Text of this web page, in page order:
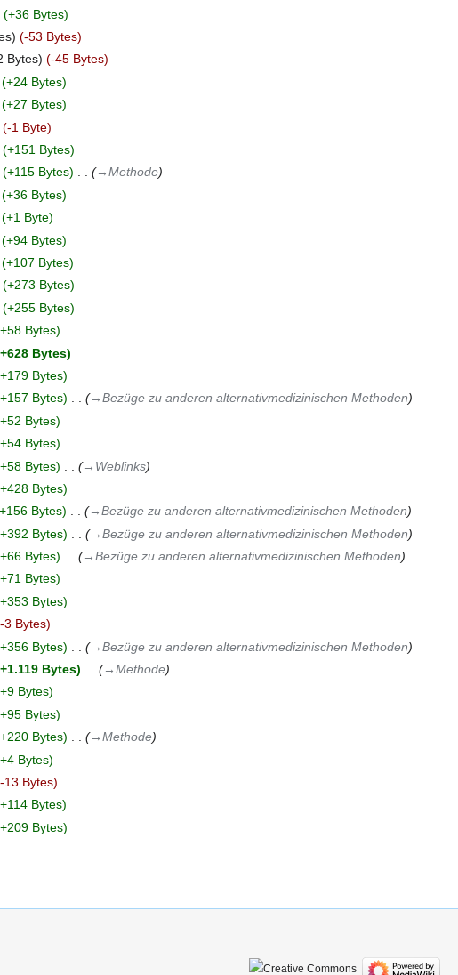
+36 Bytes
-53 Bytes
Bytes
-45 Bytes
+24 Bytes
+27 Bytes
-1 Byte
+151 Bytes
+115 Bytes
→‎Methode
+36 Bytes
+1 Byte
+94 Bytes
+107 Bytes
+273 Bytes
+255 Bytes
+58 Bytes
+628 Bytes
+179 Bytes
+157 Bytes
→‎Bezüge zu anderen alternativmedizinischen Methoden
+52 Bytes
+54 Bytes
+58 Bytes
→‎Weblinks
+428 Bytes
Bytes
→‎Bezüge zu anderen alternativmedizinischen Methoden
+392 Bytes
→‎Bezüge zu anderen alternativmedizinischen Methoden
+66 Bytes
→‎Bezüge zu anderen alternativmedizinischen Methoden
+71 Bytes
+353 Bytes
-3 Bytes
+356 Bytes
→‎Bezüge zu anderen alternativmedizinischen Methoden
+1.119 Bytes
→‎Methode
+9 Bytes
+95 Bytes
+220 Bytes
→‎Methode
+4 Bytes
-13 Bytes
+114 Bytes
+209 Bytes